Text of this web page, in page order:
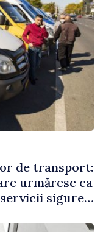
de transport:
urmăresc ca
sigure,